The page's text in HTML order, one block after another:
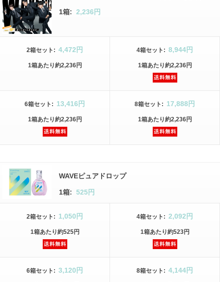
1箱: 2,236円
2箱セット : 4,472円
1箱あたり約2,236円
4箱セット : 8,944円
1箱あたり約2,236円
6箱セット : 13,416円
1箱あたり約2,236円
8箱セット : 17,888円
1箱あたり約2,236円
WAVEピュアドロップ
1箱: 525円
2箱セット : 1,050円
1箱あたり約525円
4箱セット : 2,092円
1箱あたり約523円
6箱セット : 3,120円 8箱セット : 4,144円